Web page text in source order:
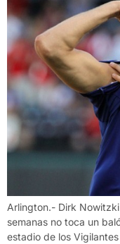
Arlington.- Dirk
semanas no toca un
estadio de los